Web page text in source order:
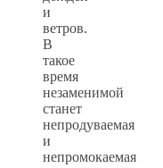
и
ветров.
В
такое
время
незаменимой
станет
непродуваемая
и
непромокаемая